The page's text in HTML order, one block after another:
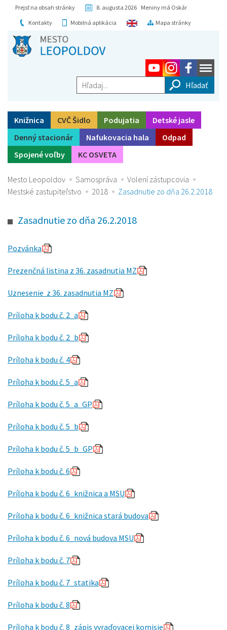
Prejsť na obsah stránky
8. augusta 2026 Meniny má Oskár
Kontakty
Mobilná aplikácia Mapa stránky
Hľadaj...
Knižnica CVČ Šidlo Podujatia
Detské jasle
Denný stacionár
Nafukovacia hala
Odpad
Spojené voľby
KC OSVETA
Mesto Leopoldov Samospráva
Volení zástupcovia
Mestské zastupiteľstvo
2018 Zasadnutie zo dňa 26.2.2018
Zasadnutie zo dňa 26.2.2018
Pozvánka
Prezenčná listina z 36. zasadnutia MZ
Uznesenie z 36. zasadnutia MZ
Príloha k bodu č. 2_a
Príloha k bodu č. 2_b
Príloha k bodu č. 4
Príloha k bodu č. 5_a
Príloha k bodu č. 5_a_GP
Príloha k bodu č. 5_b
Príloha k bodu č. 5_b_GP
Príloha k bodu č. 6
Príloha k bodu č. 6_knižnica a MSU
Príloha k bodu č. 6_knižnica stará budova
Príloha k bodu č. 6_nová budova MSU
Príloha k bodu č. 7
Príloha k bodu č. 7_statika
Príloha k bodu č. 8
Príloha k bodu č. 8_zápis vyraďovacej komisie